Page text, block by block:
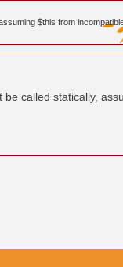
$this from
called statically,